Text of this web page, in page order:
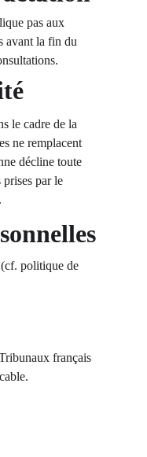
pas aux
avant la fin du
le cadre de la
ne remplacent
décline toute
par le
politique de
français